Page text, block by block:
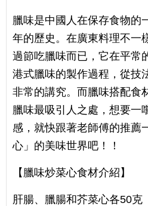
臘味是中國人在保存食物的
年的歷史。在廣東料理不一
過節吃臘味而已，它在平常
港式臘味的製作過程，從技
非常的講究。而臘味搭配食
臘味最吸引人之處，想要一
感，就快跟著老師傅的推薦
心」的美味世界吧！！
【臘味炒菜心食材介紹】
肝腸、臘腸和芥菜心各50克